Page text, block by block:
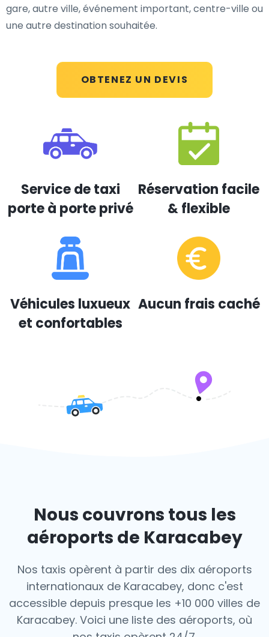
OBTENEZ UN DEVIS
gare, autre ville, événement important, centre-ville ou
une autre destination souhaitée.
Service de taxi
porte à porte privé
Réservation facile
& flexible
Véhicules luxueux
et confortables
Aucun frais caché
Nous couvrons tous les
aéroports de Karacabey
Nos taxis opèrent à partir des dix aéroports
internationaux de Karacabey, donc c'est
accessible depuis presque les +10 000 villes de
Karacabey. Voici une liste des aéroports, où